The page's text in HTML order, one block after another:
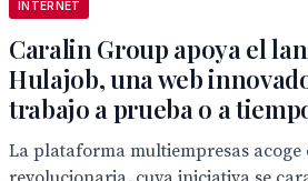
INTERNET
Caralin Group apoya el
Hulajob, una web
trabajo a prueba o a
La plataforma multiempresas acoge